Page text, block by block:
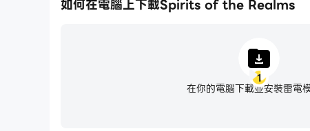
如何在電腦上下載Spirits of the Realms
1
在你的電腦下載並安裝雷電